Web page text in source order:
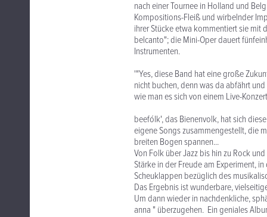
nach einer Tournee in Holland und
Kompositions-Fleiß und wirbelnder
ihrer Stücke etwa kommentiert sie mit
belcanto"; die Mini-Oper dauert
Instrumenten.
'"Yes, diese Band hat eine große
nicht buchen, denn was da abfährt
wie man es sich von einem Live-
beefólk', das Bienenvolk, hat sich
eigene Songs zusammengestellt, die
breiten Bogen spannen...
Von Folk über Jazz bis hin zu Rock
Stärke in der Freude am Experiment,
Scheuklappen bezüglich des
Das Ergebnis ist wunderbare,
Um dann wieder in nachdenkliche,
anna " überzugehen. Ein geniales